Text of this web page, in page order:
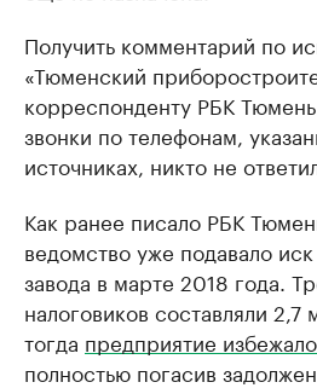
Получить комментарий по
«Тюменский
корреспонденту РБК
звонки по телефонам,
источниках, никто не
Как ранее писало РБК
ведомство уже подавало
завода в марте 2018 года.
налоговиков составляли 2,7
тогда предприятие
полностью погасив